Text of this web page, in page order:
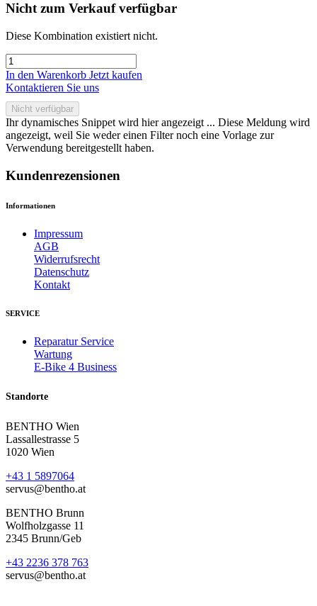
Nicht zum Verkauf verfügbar
Diese Kombination existiert nicht.
In den Warenkorb Jetzt kaufen
Kontaktieren Sie uns
Nicht verfügbar
Ihr dynamisches Snippet wird hier angezeigt ... Diese Meldung wird
angezeigt, weil Sie weder einen Filter noch eine Vorlage zur
Verwendung bereitgestellt haben.
Kundenrezensionen
Informationen
Impressum
AGB
Widerrufsrecht
Datenschutz
Kontakt
SERVICE
Reparatur Service
Wartung
E-Bike 4 Business
Standorte
BENTHO Wien
Lassallestrasse 5
1020 Wien
+43 1 5897064
servus@bentho.at
BENTHO Brunn
Wolfholzgasse 11
2345 Brunn/Geb
+43 2236 378 763
servus@bentho.at